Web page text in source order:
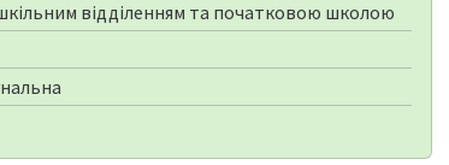
відділенням та початковою школою